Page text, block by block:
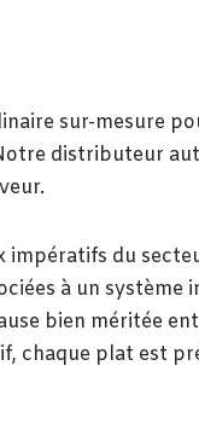
sur-mesure
distributeur
impératifs du
à un système
bien méritée
chaque plat est